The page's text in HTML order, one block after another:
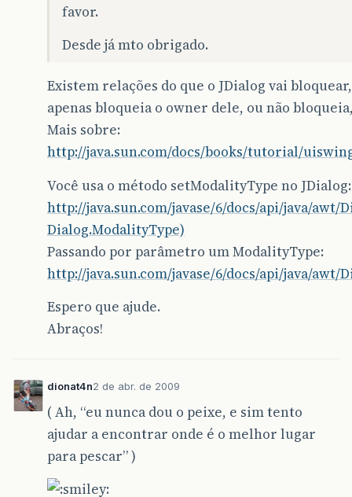
favor.
Desde já mto obrigado.
Existem relações do que o JDialog vai
apenas bloqueia o owner dele, ou não
Mais sobre:
http://java.sun.com/docs/books/tutorial/
Você usa o método setModalityType no JDialog:
http://java.sun.com/javase/6/docs/api/java/
Dialog.ModalityType)
Passando por parâmetro um ModalityType:
http://java.sun.com/javase/6/docs/api/java/
Espero que ajude.
Abraços!
dionat4n2 de abr. de 2009
( Ah, “eu nunca dou o peixe, e sim tento
ajudar a encontrar onde é o melhor lugar
para pescar” )